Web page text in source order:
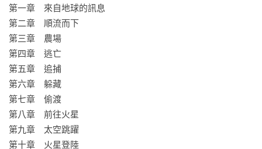
如果你喜歡思考這些問題，這本書為你而寫：
‣ 機器人或人工智慧可以說謊嗎？
‣ 當機器人遇到道德兩難，他們會做出什麼樣的選擇？
‣ 當機器人做出選擇，你希望是人類的命令，還是他的自由意
志？
如果你好奇機器人是否擁有自由與愛，這本書可以延伸至：
‣ 石黑一雄《克拉拉與太陽》
‣ 艾薩克・艾西莫夫《我，機器人》
‣ 亞力克斯・嘉蘭《人造意識》
第一章　來自地球的訊息
第二章　順流而下
第三章　農場
第四章　逃亡
第五章　追捕
第六章　躲藏
第七章　偷渡
第八章　前往火星
第九章　太空跳躍
第十章　火星登陸